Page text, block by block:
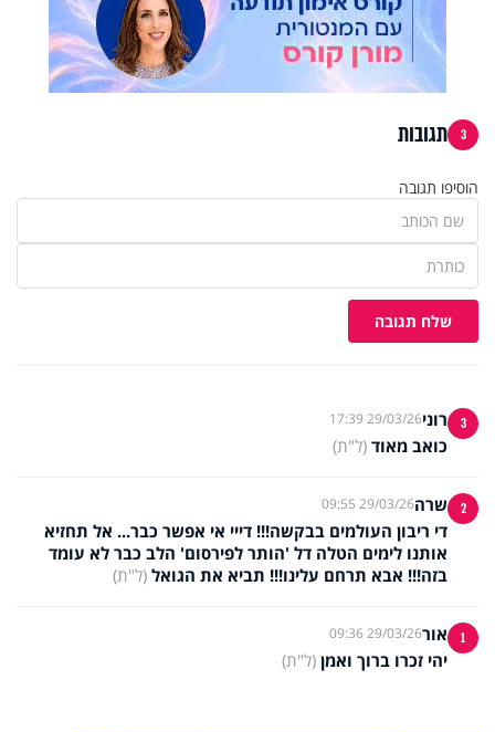
3 תגובות
הוסיפו תגובה
שלח תגובה
3 רוני29/03/26 17:39
כואב מאוד (ל"ת)
2 שרה29/03/26 09:55
די ריבון העולמים בבקשה!!! דייי אי אפשר כבר... אל תחזיא
אותנו לימים הטלה דל 'הותר לפירסום' הלב כבר לא עומד
בזה!!! אבא תרחם עלינו!!! תביא את הגואל (ל"ת)
1 אור29/03/26 09:36
יהי זכרו ברוך ואמן (ל"ת)